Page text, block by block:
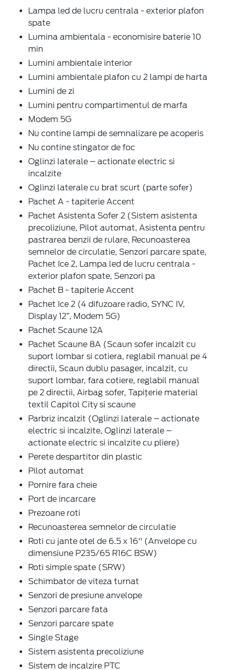
Lampa led de lucru centrala - exterior plafon
spate
Lumina ambientala - economisire baterie 10
min
Lumini ambientale interior
Lumini ambientale plafon cu 2 lampi de harta
Lumini de zi
Lumini pentru compartimentul de marfa
Modem 5G
Nu contine lampi de semnalizare pe acoperis
Nu contine stingator de foc
Oglinzi laterale – actionate electric si
incalzite
Oglinzi laterale cu brat scurt (parte sofer)
Pachet A - tapiterie Accent
Pachet Asistenta Sofer 2 (Sistem asistenta
precoliziune, Pilot automat, Asistenta pentru
pastrarea benzii de rulare, Recunoasterea
semnelor de circulatie, Senzori parcare spate,
Pachet Ice 2, Lampa led de lucru centrala -
exterior plafon spate, Senzori pa
Pachet B - tapiterie Accent
Pachet Ice 2 (4 difuzoare radio, SYNC IV,
Display 12”, Modem 5G)
Pachet Scaune 12A
Pachet Scaune 8A (Scaun sofer incalzit cu
suport lombar si cotiera, reglabil manual pe 4
directii, Scaun dublu pasager, incalzit, cu
suport lombar, fara cotiere, reglabil manual
pe 2 directii, Airbag sofer, Tapițerie material
textil Capitol City si scaune
Parbriz incalzit (Oglinzi laterale – actionate
electric si incalzite, Oglinzi laterale –
actionate electric si incalzite cu pliere)
Perete despartitor din plastic
Pilot automat
Pornire fara cheie
Port de incarcare
Prezoane roti
Recunoasterea semnelor de circulatie
Roti cu jante otel de 6.5 x 16'' (Anvelope cu
dimensiune P235/65 R16C BSW)
Roti simple spate (SRW)
Schimbator de viteza turnat
Senzori de presiune anvelope
Senzori parcare fata
Senzori parcare spate
Single Stage
Sistem asistenta precoliziune
Sistem de incalzire PTC